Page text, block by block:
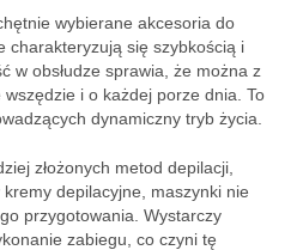
wybierane akcesoria do
charakteryzują się szybkością i
w obsłudze sprawia, że można z
i o każdej porze dnia. To
dynamiczny tryb życia.
złożonych metod depilacji,
depilacyjne, maszynki nie
przygotowania. Wystarczy
zabiegu, co czyni tę